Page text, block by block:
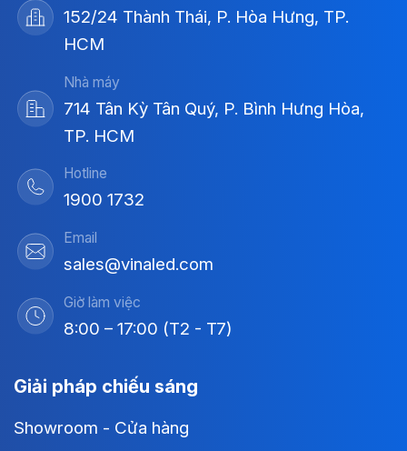
152/24 Thành Thái, P. Hòa Hưng, TP.
HCM
Nhà máy
714 Tân Kỳ Tân Quý, P. Bình Hưng Hòa,
TP. HCM
Hotline
1900 1732
Email
sales@vinaled.com
Giờ làm việc
8:00 – 17:00 (T2 - T7)
Giải pháp chiếu sáng
Showroom - Cửa hàng